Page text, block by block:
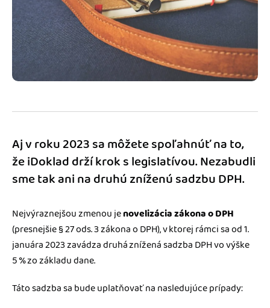
Katalóg doplnkov
Podnikateľský servis
Spýtajte sa nás
Aj v roku 2023 sa môžete spoľahnúť na to,
že iDoklad drží krok s legislatívou. Nezabudli
sme tak ani na druhú zníženú sadzbu DPH.
Nejvýraznejšou zmenou jenovelizácia zákona o DPH
(presnejšie § 27 ods. 3 zákona o DPH), v ktorej rámci sa od 1.
januára 2023 zavádza druhá znížená sadzba DPH vo výške
5 % zo základu dane.
Táto sadzba sa bude uplatňovať na nasledujúce prípady: